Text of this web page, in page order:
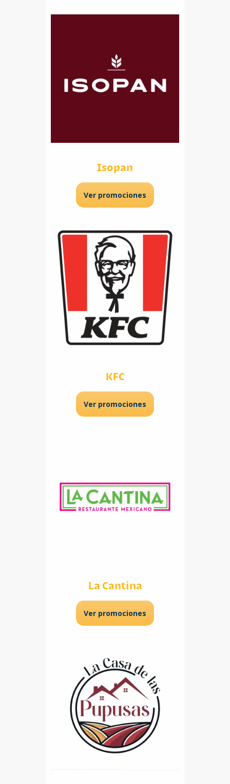
Isopan
Ver promociones
KFC
Ver promociones
La Cantina
Ver promociones